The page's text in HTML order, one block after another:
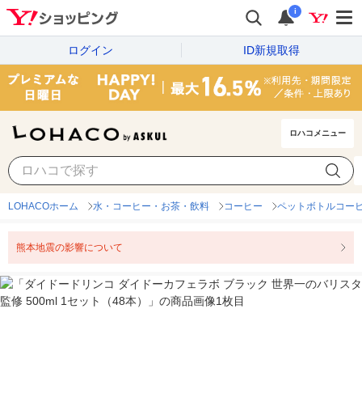
i
ログイン ID新規取得
ロハコメニュー
LOHACOホーム 水・コーヒー・お茶・飲料 コーヒー ペットボトルコー
熊本地震の影響について